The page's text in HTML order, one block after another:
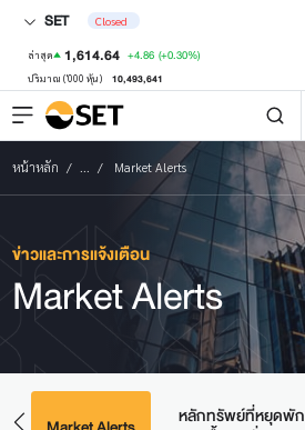
SET Closed
ล่าสุด 1,614.64 +4.86 (+0.30%)
ปริมาณ ('000 หุ้น) 10,493,641
หน้าหลัก ... Market Alerts
ข่าวและการแจ้งเตือน
Market Alerts
หลักทรัพย์ที่หยุดพัก